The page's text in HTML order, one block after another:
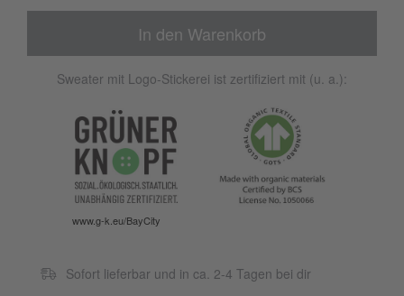
In den Warenkorb
Sweater mit Logo-Stickerei ist zertifiziert mit (u. a.):
www.g-k.eu/BayCity
Sofort lieferbar und in ca. 2-4 Tagen bei dir